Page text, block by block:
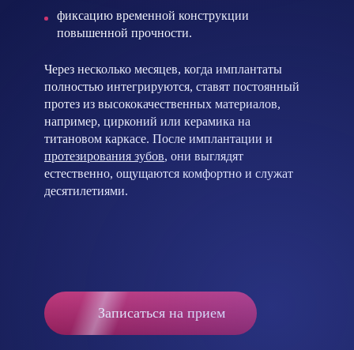
фиксацию временной конструкции
повышенной прочности.
Через несколько месяцев, когда имплантаты
полностью интегрируются, ставят постоянный
протез из высококачественных материалов,
например, цирконий или керамика на
титановом каркасе. После имплантации и
протезирования зубов, они выглядят
естественно, ощущаются комфортно и служат
десятилетиями.
Записаться на прием